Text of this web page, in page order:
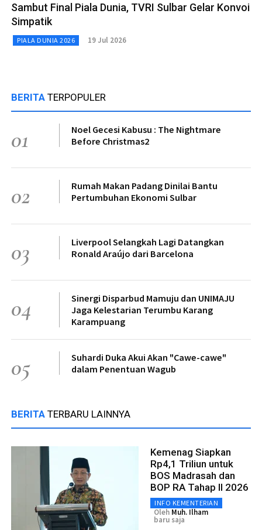
Sambut Final Piala Dunia, TVRI Sulbar Gelar Konvoi
Simpatik
PIALA DUNIA 2026 19 Jul 2026
BERITA TERPOPULER
01
Noel Gecesi Kabusu : The Nightmare
Before Christmas2
02
Rumah Makan Padang Dinilai Bantu
Pertumbuhan Ekonomi Sulbar
03
Liverpool Selangkah Lagi Datangkan
Ronald Araújo dari Barcelona
04
Sinergi Disparbud Mamuju dan UNIMAJU
Jaga Kelestarian Terumbu Karang
Karampuang
05
Suhardi Duka Akui Akan "Cawe-cawe"
dalam Penentuan Wagub
BERITA TERBARU LAINNYA
Kemenag Siapkan
Rp4,1 Triliun untuk
BOS Madrasah dan
BOP RA Tahap II 2026
INFO KEMENTERIAN
Oleh Muh. Ilham
baru saja